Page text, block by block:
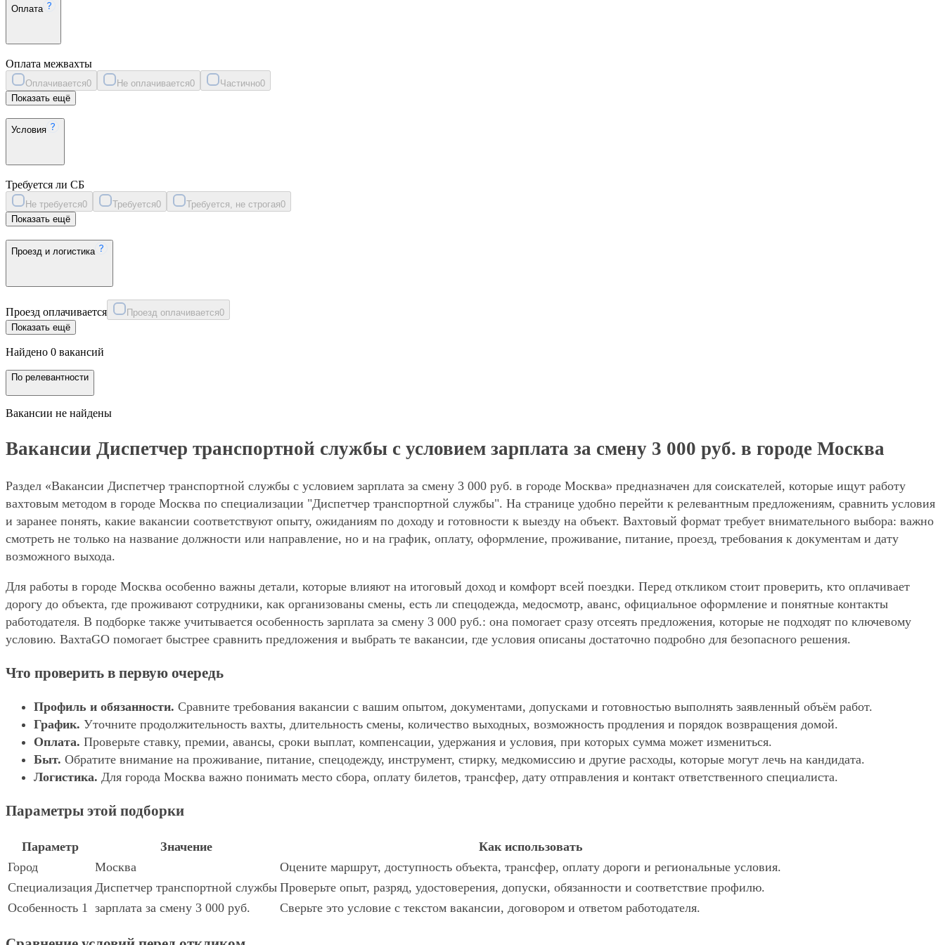
Оплата
Оплата межвахты
Оплачивается0 Не оплачивается0 Частично0
Показать ещё
Условия
Требуется ли СБ
Не требуется0 Требуется0 Требуется, не строгая0
Показать ещё
Проезд и логистика
Проезд оплачивается Проезд оплачивается0
Показать ещё
Найдено 0 вакансий
По релевантности
Вакансии не найдены
Вакансии Диспетчер транспортной службы с условием зарплата за смену 3 000 руб. в городе Москва
Раздел «Вакансии Диспетчер транспортной службы с условием зарплата за смену 3 000 руб. в городе Москва» предназначен для соискателей, которые ищут работу
вахтовым методом в городе Москва по специализации "Диспетчер транспортной службы". На странице удобно перейти к релевантным предложениям, сравнить условия
и заранее понять, какие вакансии соответствуют опыту, ожиданиям по доходу и готовности к выезду на объект. Вахтовый формат требует внимательного выбора: важно
смотреть не только на название должности или направление, но и на график, оплату, оформление, проживание, питание, проезд, требования к документам и дату
возможного выхода.
Для работы в городе Москва особенно важны детали, которые влияют на итоговый доход и комфорт всей поездки. Перед откликом стоит проверить, кто оплачивает
дорогу до объекта, где проживают сотрудники, как организованы смены, есть ли спецодежда, медосмотр, аванс, официальное оформление и понятные контакты
работодателя. В подборке также учитывается особенность зарплата за смену 3 000 руб.: она помогает сразу отсеять предложения, которые не подходят по ключевому
условию. ВахтаGO помогает быстрее сравнить предложения и выбрать те вакансии, где условия описаны достаточно подробно для безопасного решения.
Что проверить в первую очередь
Профиль и обязанности. Сравните требования вакансии с вашим опытом, документами, допусками и готовностью выполнять заявленный объём работ.
График. Уточните продолжительность вахты, длительность смены, количество выходных, возможность продления и порядок возвращения домой.
Оплата. Проверьте ставку, премии, авансы, сроки выплат, компенсации, удержания и условия, при которых сумма может измениться.
Быт. Обратите внимание на проживание, питание, спецодежду, инструмент, стирку, медкомиссию и другие расходы, которые могут лечь на кандидата.
Логистика. Для города Москва важно понимать место сбора, оплату билетов, трансфер, дату отправления и контакт ответственного специалиста.
Параметры этой подборки
Параметр Значение
Как использовать
Город
Москва
Оцените маршрут, доступность объекта, трансфер, оплату дороги и региональные условия.
Специализация Диспетчер транспортной службы Проверьте опыт, разряд, удостоверения, допуски, обязанности и соответствие профилю.
Особенность 1 зарплата за смену 3 000 руб. Сверьте это условие с текстом вакансии, договором и ответом работодателя.